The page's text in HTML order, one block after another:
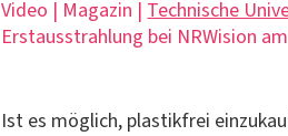
Video | Magazin | Technische
Erstausstrahlung bei NRWision
Ist es möglich, plastikfrei